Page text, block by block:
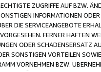
ZUGRIFFE AUF BZW.
INFORMATIONEN
DIE SERVICEANGEBOTE
FERNER HAFTEN
ODER SCHADENSERSATZ
SONSTIGEN VORTEILEN
VORNEHMEN BZW.